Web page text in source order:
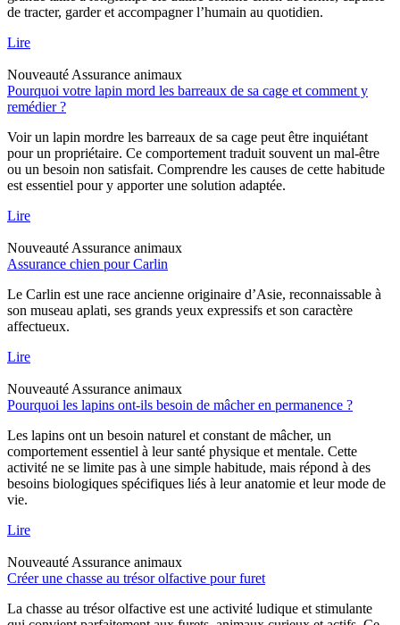
de tracter, garder et accompagner l’humain au quotidien.
Lire
Nouveauté Assurance animaux
Pourquoi votre lapin mord les barreaux de sa cage et comment y
remédier ?
Voir un lapin mordre les barreaux de sa cage peut être inquiétant
pour un propriétaire. Ce comportement traduit souvent un mal-être
ou un besoin non satisfait. Comprendre les causes de cette habitude
est essentiel pour y apporter une solution adaptée.
Lire
Nouveauté Assurance animaux
Assurance chien pour Carlin
Le Carlin est une race ancienne originaire d’Asie, reconnaissable à
son museau aplati, ses grands yeux expressifs et son caractère
affectueux.
Lire
Nouveauté Assurance animaux
Pourquoi les lapins ont-ils besoin de mâcher en permanence ?
Les lapins ont un besoin naturel et constant de mâcher, un
comportement essentiel à leur santé physique et mentale. Cette
activité ne se limite pas à une simple habitude, mais répond à des
besoins biologiques spécifiques liés à leur anatomie et leur mode de
vie.
Lire
Nouveauté Assurance animaux
Créer une chasse au trésor olfactive pour furet
La chasse au trésor olfactive est une activité ludique et stimulante